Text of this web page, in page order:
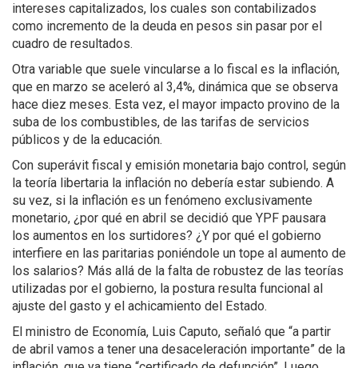
intereses capitalizados, los cuales son contabilizados
como incremento de la deuda en pesos sin pasar por el
cuadro de resultados.
Otra variable que suele vincularse a lo fiscal es la inflación,
que en marzo se aceleró al 3,4%, dinámica que se observa
hace diez meses. Esta vez, el mayor impacto provino de la
suba de los combustibles, de las tarifas de servicios
públicos y de la educación.
Con superávit fiscal y emisión monetaria bajo control, según
la teoría libertaria la inflación no debería estar subiendo. A
su vez, si la inflación es un fenómeno exclusivamente
monetario, ¿por qué en abril se decidió que YPF pausara
los aumentos en los surtidores? ¿Y por qué el gobierno
interfiere en las paritarias poniéndole un tope al aumento de
los salarios? Más allá de la falta de robustez de las teorías
utilizadas por el gobierno, la postura resulta funcional al
ajuste del gasto y el achicamiento del Estado.
El ministro de Economía, Luis Caputo, señaló que “a partir
de abril vamos a tener una desaceleración importante” de la